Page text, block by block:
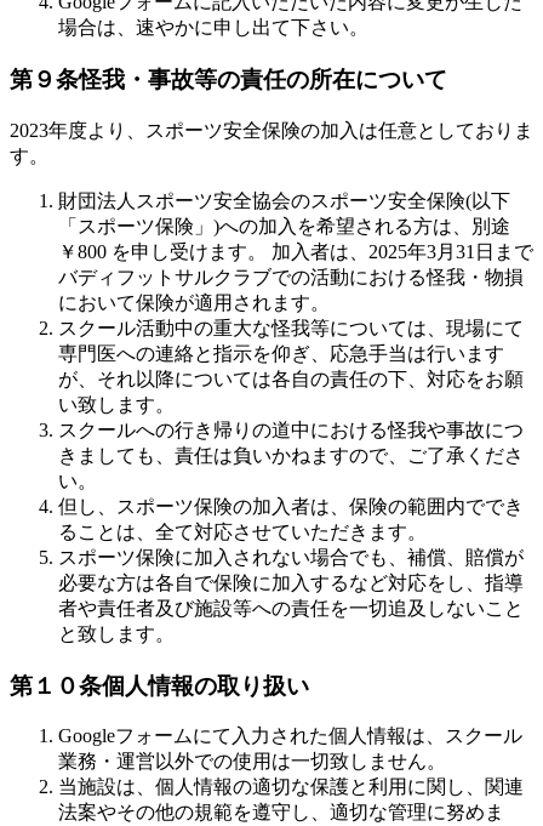
場合は、速やかに申し出て下さい。
第９条怪我・事故等の責任の所在について
2023年度より、スポーツ安全保険の加入は任意としておりま
す。
財団法人スポーツ安全協会のスポーツ安全保険(以下
「スポーツ保険」)への加入を希望される方は、別途
￥800 を申し受けます。 加入者は、2025年3月31日まで
バディフットサルクラブでの活動における怪我・物損
において保険が適用されます。
スクール活動中の重大な怪我等については、現場にて
専門医への連絡と指示を仰ぎ、応急手当は行います
が、それ以降については各自の責任の下、対応をお願
い致します。
スクールへの行き帰りの道中における怪我や事故につ
きましても、責任は負いかねますので、ご了承くださ
い。
但し、スポーツ保険の加入者は、保険の範囲内ででき
ることは、全て対応させていただきます。
スポーツ保険に加入されない場合でも、補償、賠償が
必要な方は各自で保険に加入するなど対応をし、指導
者や責任者及び施設等への責任を一切追及しないこと
と致します。
第１０条個人情報の取り扱い
Googleフォームにて入力された個人情報は、スクール
業務・運営以外での使用は一切致しません。
当施設は、個人情報の適切な保護と利用に関し、関連
法案やその他の規範を遵守し、適切な管理に努めま